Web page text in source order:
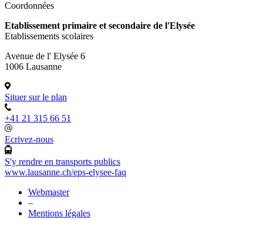
Coordonnées
Etablissement primaire et secondaire de l'Elysée
Etablissements scolaires
Avenue de l' Elysée 6
1006 Lausanne
Situer sur le plan
+41 21 315 66 51
Ecrivez-nous
S'y rendre en transports publics
www.lausanne.ch/eps-elysee-faq
Webmaster
–
Mentions légales